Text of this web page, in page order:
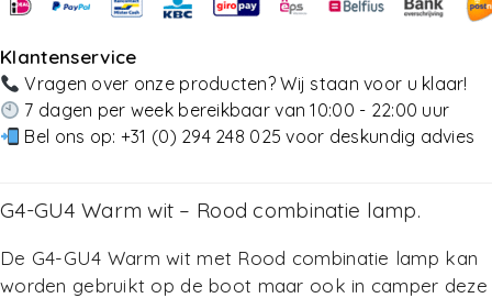
Klantenservice
Vragen over onze producten? Wij staan voor u klaar!
7 dagen per week bereikbaar van 10:00 - 22:00 uur
Bel ons op: +31 (0) 294 248 025 voor deskundig advies
G4-GU4 Warm wit – Rood combinatie lamp.
De G4-GU4 Warm wit met Rood combinatie lamp kan
worden gebruikt op de boot maar ook in camper deze